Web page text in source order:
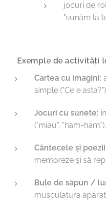
jocuri de
"sunăm la
🔹 Exemple de activități
Cartea cu imagini:
simple ("Ce e
Jocuri cu sunete:
("miau", "ham-ham").
Cântecele și
memoreze și să
Bule de săpun /
musculatura